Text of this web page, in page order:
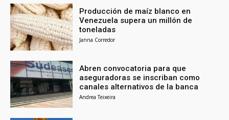
Producción de maíz blanco en
Venezuela supera un millón de
toneladas
Janna Corredor
Abren convocatoria para que
aseguradoras se inscriban como
canales alternativos de la banca
Andrea Teixeira